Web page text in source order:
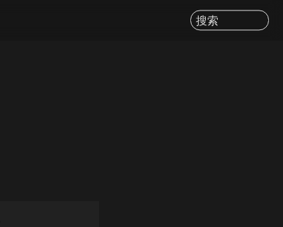
搜索